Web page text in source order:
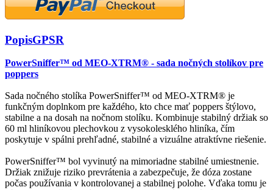
PopisGPSR
PowerSniffer™ od MEO-XTRM® - sada nočných stolíkov pre
poppers
Sada nočného stolíka PowerSniffer™ od MEO-XTRM® je
funkčným doplnkom pre každého, kto chce mať poppers štýlovo,
stabilne a na dosah na nočnom stolíku. Kombinuje stabilný držiak so
60 ml hliníkovou plechovkou z vysokolesklého hliníka, čím
poskytuje v spálni prehľadné, stabilné a vizuálne atraktívne riešenie.
PowerSniffer™ bol vyvinutý na mimoriadne stabilné umiestnenie.
Držiak znižuje riziko prevrátenia a zabezpečuje, že dóza zostane
počas používania v kontrolovanej a stabilnej polohe. Vďaka tomu je